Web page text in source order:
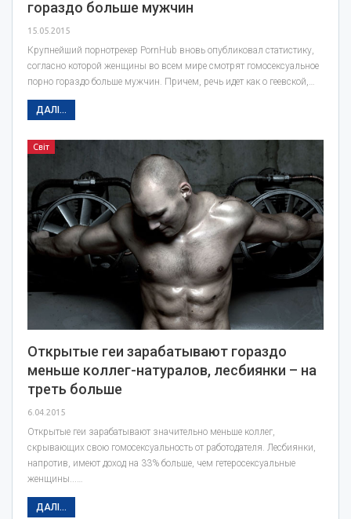
гораздо больше мужчин
15.05.2015
Крупнейший порнотрекер PornHub вновь опубликовал статистику,
согласно которой женщины во всем мире смотрят гомосексуальное
порно гораздо больше мужчин. Причем, речь идет как о геевской,…
ДАЛІ...
Світ
Открытые геи зарабатывают гораздо
меньше коллег-натуралов, лесбиянки – на
треть больше
6.04.2015
Открытые геи зарабатывают значительно меньше коллег,
скрывающих свою гомосексуальность от работодателя. Лесбиянки,
напротив, имеют доход на 33% больше, чем гетеросексуальные
женщины...…
ДАЛІ...